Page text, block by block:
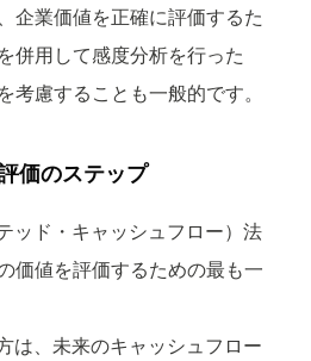
企業価値を正確に評価するた
併用して感度分析を行った
考慮することも一般的です。
価のステップ
ッド・キャッシュフロー）法
価値を評価するための最も一
は、未来のキャッシュフロー